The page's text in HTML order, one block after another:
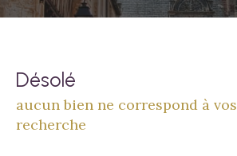
Désolé
aucun bien ne correspond à
recherche